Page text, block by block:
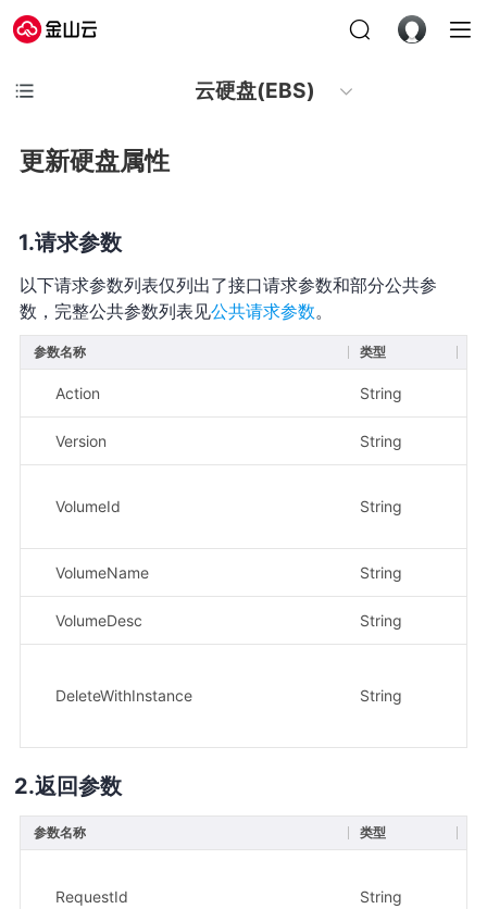
云硬盘(EBS)
更新硬盘属性
请求参数
以下请求参数列表仅列出了接口请求参数和部分公共参
数，完整公共参数列表见公共请求参数。
参数名称 类型
Action String
Version String
VolumeId String
VolumeName String
VolumeDesc String
DeleteWithInstance String
返回参数
参数名称 类型
RequestId String